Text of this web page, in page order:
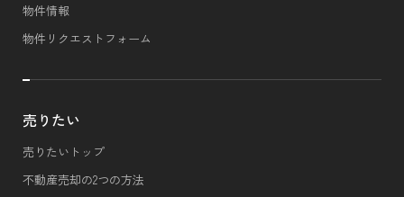
物件情報
物件リクエストフォーム
売りたい
売りたいトップ
不動産売却の2つの方法